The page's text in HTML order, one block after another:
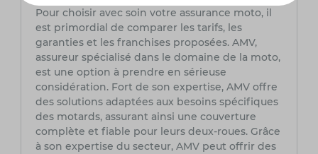
Pour choisir avec soin votre assurance moto, il
est primordial de comparer les tarifs, les
garanties et les franchises proposées. AMV,
assureur spécialisé dans le domaine de la moto,
est une option à prendre en sérieuse
considération. Fort de son expertise, AMV offre
des solutions adaptées aux besoins spécifiques
des motards, assurant ainsi une couverture
complète et fiable pour leurs deux-roues. Grâce
à son expertise du secteur, AMV peut offrir des